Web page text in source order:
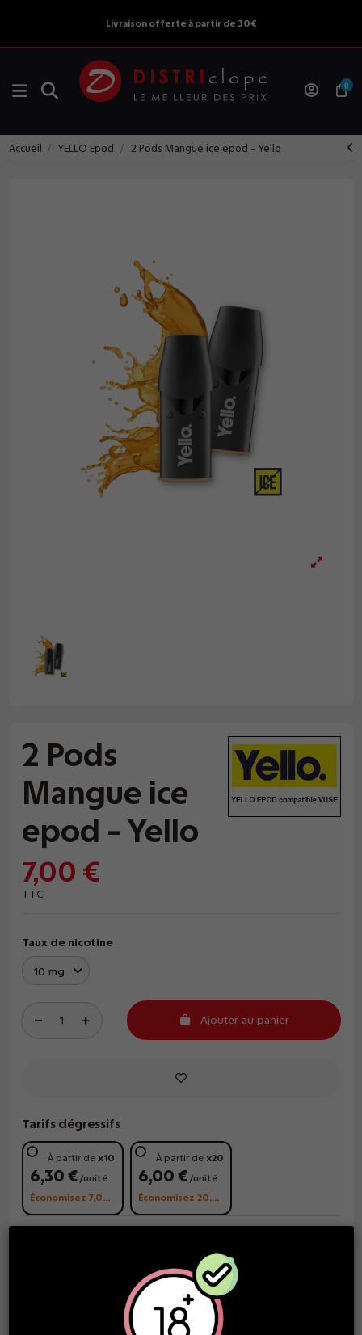
Livraison offerte à partir de 30€
0
Accueil YELLO Epod 2 Pods Mangue ice epod - Yello
2 Pods
Mangue ice
epod - Yello
7,00 €
TTC
Taux de nicotine
Ajouter au panier
Tarifs dégressifs
À partir de x10
6,30 € /unité
Économisez 7,00 €
À partir de x20
6,00 € /unité
Économisez 20,00 €
LIVRAISON GRATUITE
à partir de 30€ d'achat